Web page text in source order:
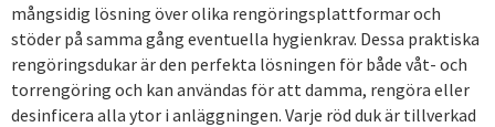
mångsidig lösning över olika rengöringsplattformar och
stöder på samma gång eventuella hygienkrav. Dessa praktiska
rengöringsdukar är den perfekta lösningen för både våt- och
torrengöring och kan användas för att damma, rengöra eller
desinficera alla ytor i anläggningen. Varje röd duk är tillverkad